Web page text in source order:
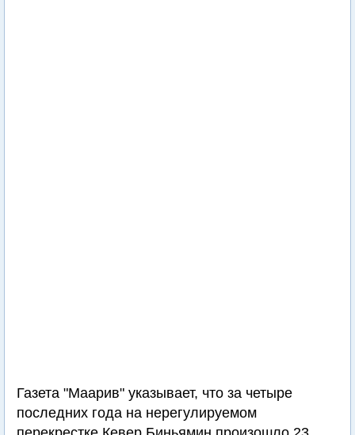
Газета "Маарив" указывает, что за четыре
последних года на нерегулируемом